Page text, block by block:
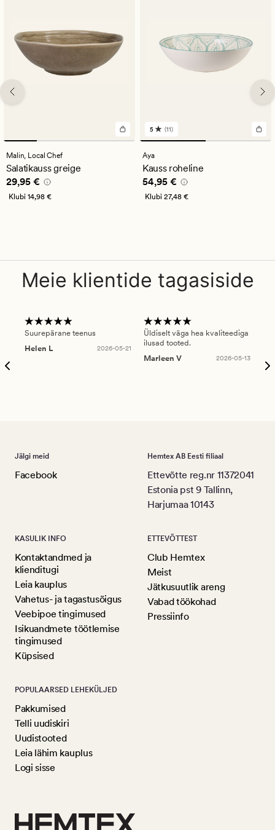
Malin, Local Chef
Salatikauss greige
Pris_ee 29,95 €
29,95 €
Klubi 14,98 €
11
arvustust
keskmise
hinnanguga
5
5 (11)
Aya
Kauss roheline
Pris_ee 54,95 €
54,95 €
Klubi 27,48 €
Meie klientide tagasiside
Suurepärane teenus
Helen L
2026-05-21
Üldiselt väga hea kvaliteediga
ilusad tooted.
Marleen V
2026-05-13
Jälgi meid
Facebook
Hemtex AB Eesti filiaal
Ettevõtte reg.nr 11372041
Estonia pst 9 Tallinn,
Harjumaa 10143
KASULIK INFO
Kontaktandmed ja
klienditugi
Leia kauplus
Vahetus- ja tagastusõigus
Veebipoe tingimused
Isikuandmete töötlemise
tingimused
Küpsised
ETTEVÕTTEST
Club Hemtex
Meist
Jätkusuutlik areng
Vabad töökohad
Pressiinfo
POPULAARSED LEHEKÜLJED
Pakkumised
Telli uudiskiri
Uudistooted
Leia lähim kauplus
Logi sisse